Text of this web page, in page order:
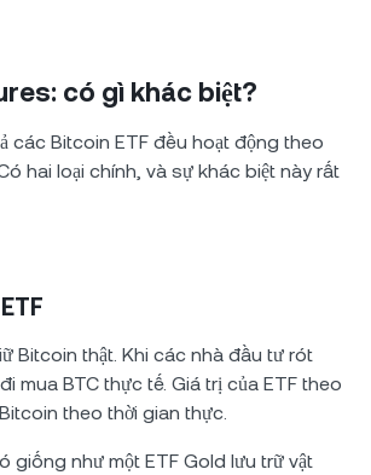
có gì khác biệt?
các Bitcoin ETF đều hoạt động theo
hai loại chính, và sự khác biệt này rất
Bitcoin thật. Khi các nhà đầu tư rót
mua BTC thực tế. Giá trị của ETF theo
theo thời gian thực.
giống như một ETF Gold lưu trữ vật